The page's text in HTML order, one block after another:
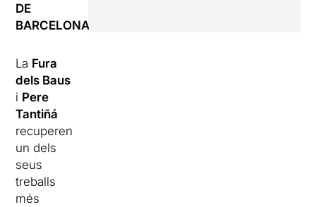
DE
BARCELONA
La Fura
dels Baus
i Pere
Tantiñá
recuperen
un dels
seus
treballs
més